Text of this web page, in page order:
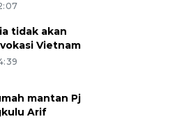
tidak akan
Vietnam
mantan Pj
Arif